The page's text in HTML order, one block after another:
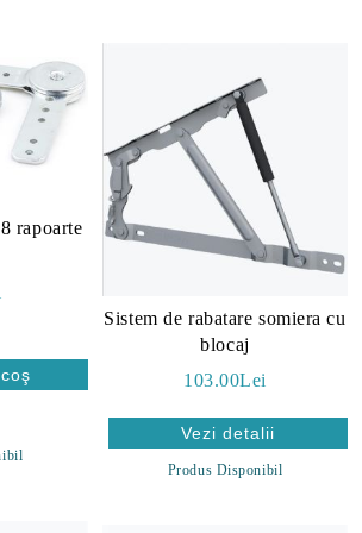
rapoarte
Sistem de rabatare somiera cu
blocaj
103.00Lei
Vezi detalii
Produs Disponibil